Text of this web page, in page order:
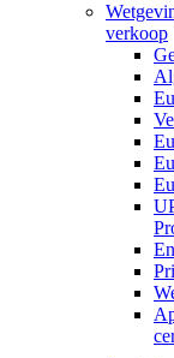
verkoop